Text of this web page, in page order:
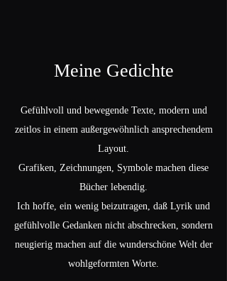
Meine Gedichte
Gefühlvoll und bewegende Texte, modern und
zeitlos in einem außergewöhnlich ansprechendem
Layout.
Grafiken, Zeichnungen, Symbole machen diese
Bücher lebendig.
Ich hoffe, ein wenig beizutragen, daß Lyrik und
gefühlvolle Gedanken nicht abschrecken, sondern
neugierig machen auf die wunderschöne Welt der
wohlgeformten Worte.